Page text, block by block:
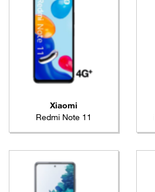
Xiaomi
Redmi Note 11